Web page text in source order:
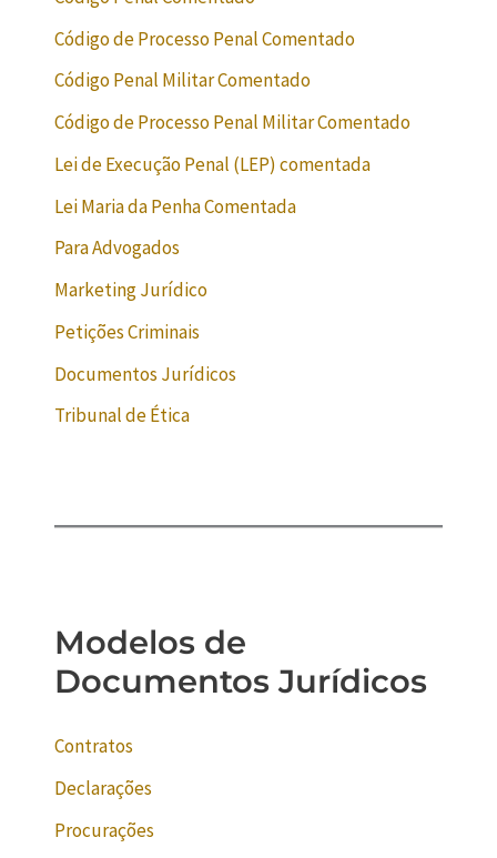
Código de Processo Penal Comentado
Código Penal Militar Comentado
Código de Processo Penal Militar Comentado
Lei de Execução Penal (LEP) comentada
Lei Maria da Penha Comentada
Para Advogados
Marketing Jurídico
Petições Criminais
Documentos Jurídicos
Tribunal de Ética
Modelos de
Documentos Jurídicos
Contratos
Declarações
Procurações